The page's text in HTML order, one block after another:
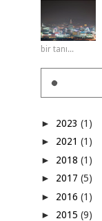
bir tanı...
► 2023 (1)
► 2021 (1)
► 2018 (1)
► 2017 (5)
► 2016 (1)
► 2015 (9)